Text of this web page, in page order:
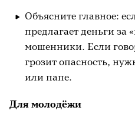
Объясните главное:
предлагает деньги за
мошенники. Если
грозит опасность,
или папе.
Для молодёжи